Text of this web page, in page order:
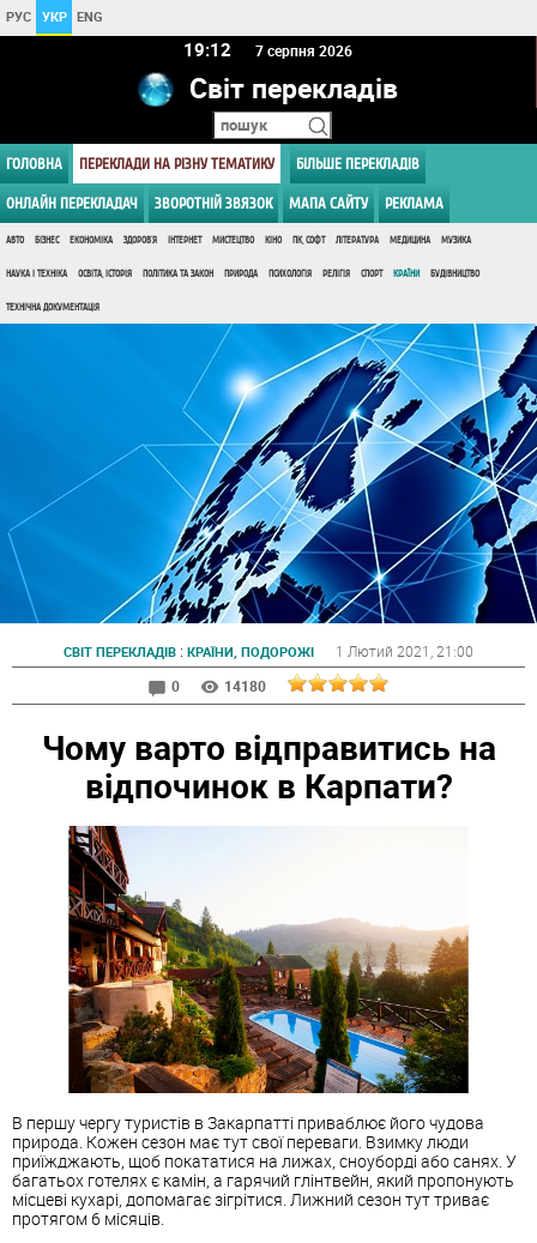
РУС УКР ENG
19 12 7 серпня 2026
Світ перекладів
ГОЛОВНА ПЕРЕКЛАДИ НА РІЗНУ ТЕМАТИКУ БІЛЬШЕ ПЕРЕКЛАДІВ
ОНЛАЙН ПЕРЕКЛАДАЧ ЗВОРОТНІЙ ЗВЯЗОК МАПА САЙТУ РЕКЛАМА
АВТО БІЗНЕС ЕКОНОМІКА ЗДОРОВ'Я ІНТЕРНЕТ МИСТЕЦТВО КІНО ПК, СОФТ ЛІТЕРАТУРА МЕДИЦИНА МУЗИКА
НАУКА І ТЕХНІКА ОСВІТА, ІСТОРІЯ ПОЛІТИКА ТА ЗАКОН ПРИРОДА ПСИХОЛОГІЯ РЕЛІГІЯ СПОРТ КРАЇНИ БУДІВНИЦТВО
ТЕХНІЧНА ДОКУМЕНТАЦІЯ
СВІТ ПЕРЕКЛАДІВ : КРАЇНИ, ПОДОРОЖІ 1 Лютий 2021 , 21:00
0
14180
Чому варто відправитись на
відпочинок в Карпати?
В першу чергу туристів в Закарпатті приваблює його чудова
природа. Кожен сезон має тут свої переваги. Взимку люди
приїжджають, щоб покататися на лижах, сноуборді або санях. У
багатьох готелях є камін, а гарячий глінтвейн, який пропонують
місцеві кухарі, допомагає зігрітися. Лижний сезон тут триває
протягом 6 місяців.